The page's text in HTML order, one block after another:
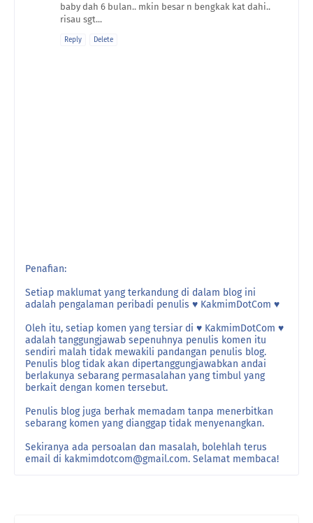
baby dah 6 bulan.. mkin besar n bengkak kat dahi..
risau sgt...
Reply Delete
Penafian:
Setiap maklumat yang terkandung di dalam blog ini
adalah pengalaman peribadi penulis ♥ KakmimDotCom ♥
Oleh itu, setiap komen yang tersiar di ♥ KakmimDotCom ♥
adalah tanggungjawab sepenuhnya penulis komen itu
sendiri malah tidak mewakili pandangan penulis blog.
Penulis blog tidak akan dipertanggungjawabkan andai
berlakunya sebarang permasalahan yang timbul yang
berkait dengan komen tersebut.
Penulis blog juga berhak memadam tanpa menerbitkan
sebarang komen yang dianggap tidak menyenangkan.
Sekiranya ada persoalan dan masalah, bolehlah terus
email di kakmimdotcom@gmail.com. Selamat membaca!